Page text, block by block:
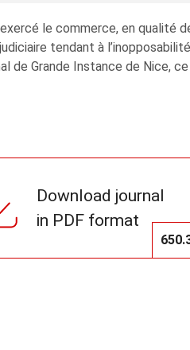
le commerce, en qualité
tendant à
de Grande Instance de Nice,
Download journal
in PDF format